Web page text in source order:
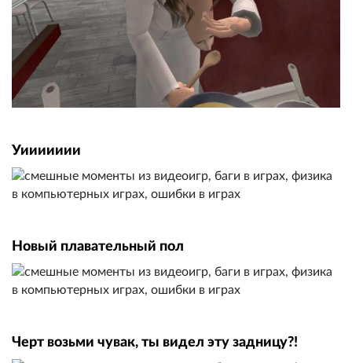
Уиииииии
Новый плавательный пол
Черт возьми чувак, ты видел эту задницу?!